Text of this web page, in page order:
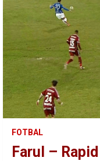
FOTBAL
Farul –